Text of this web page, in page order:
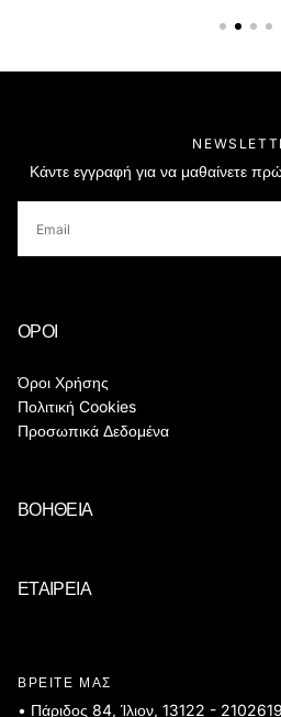
Κάντε εγγραφή για να μαθαίνετε
ΟΡΟΙ
Όροι Χρήσης
Πολιτική Cookies
Προσωπικά Δεδομένα
ΒΟΗΘΕΙΑ
ΕΤΑΙΡΕΙΑ
ΒΡΕΙΤΕ ΜΑΣ
• Πάριδος 84, Ίλιον, 13122 -